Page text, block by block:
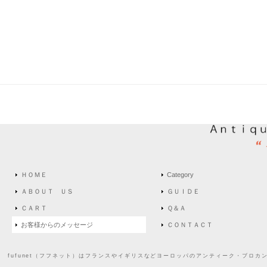
ＨＯＭＥ
ＡＢＯＵＴ ＵＳ
ＣＡＲＴ
お客様からのメッセージ
Category
ＧＵＩＤＥ
Ｑ＆Ａ
ＣＯＮＴＡＣＴ
fufunet（フフネット）はフランスやイギリスなどヨーロッパのアンティーク・ブロ